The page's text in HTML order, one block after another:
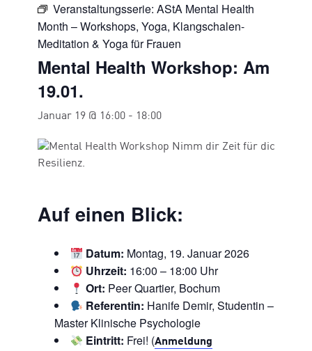
Veranstaltungsserie: AStA Mental Health
Month – Workshops, Yoga, Klangschalen-
Meditation & Yoga für Frauen
Mental Health Workshop: Am
19.01.
Januar 19 @ 16:00 - 18:00
Auf einen Blick:
Datum: Montag, 19. Januar2026
Uhrzeit: 16:00 – 18:00 Uhr
Ort: Peer Quartier, Bochum
Referentin: Hanife Demir, Studentin –
Master Klinische Psychologie
Eintritt: Frei! (Anmeldung